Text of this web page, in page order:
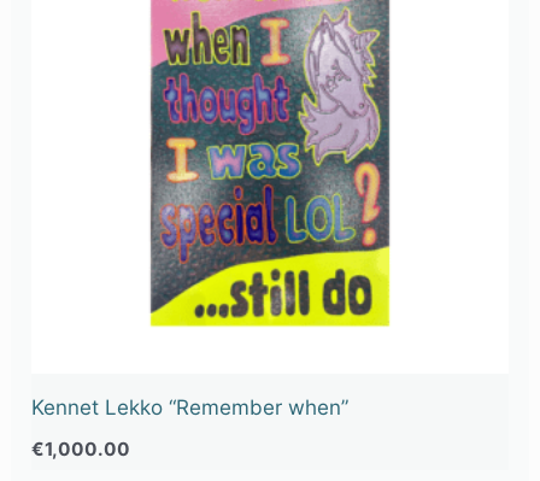
Kennet Lekko “Remember when”
€1,000.00